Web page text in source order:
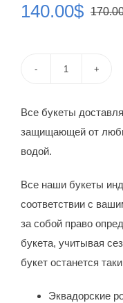
140.00$
Букет
цветов
Все букеты
защищающей от
водой.
Все наши букеты
соответствии с
за собой право
букета, учитывая
букет останется
Эквадорские